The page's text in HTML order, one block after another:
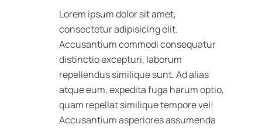
Lorem ipsum dolor sit amet,
consectetur adipisicing elit.
Accusantium commodi consequatur
distinctio excepturi, laborum
repellendus similique sunt. Ad alias
atque eum, expedita fuga harum optio,
quam repellat similique tempore vel!
Accusantium asperiores assumenda